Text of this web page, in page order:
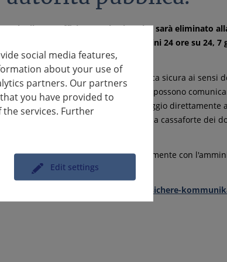
che il suo "ufficio postale virtuale" sarà eliminato
sarà disponibile per i cittadini 24 ore su 24, 7
per la comunicazione elettronica sicura ai sensi
gratuitamente una volta, i cittadini possono
modulo online per inviare un messaggio direttamente
autorità o archiviare i documenti nella cassaforte dei
opzioni per comunicare elettronicamente con
www.landkreis-ludwigsburg.de/de/sichere-
social media features,
about your use of
partners. Our partners
you have provided to
services. Further
Edit settings